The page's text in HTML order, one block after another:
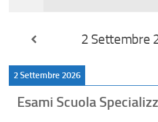
2 Settembre
2 Settembre 2026
Esami Scuola